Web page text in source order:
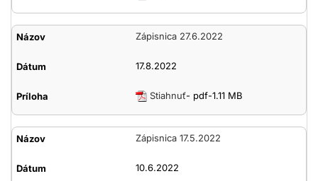
Zápisnica 27.6.2022
17.8.2022
Stiahnuť- pdf-1.11 MB
Zápisnica 17.5.2022
10.6.2022